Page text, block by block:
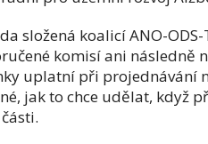
složená koalicí ANO-
komisí ani následně
uplatní při projednávání
jak to chce udělat, když